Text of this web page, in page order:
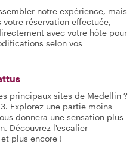
notre expérience, mais
réservation effectuée,
avec votre hôte pour
selon vos
principaux sites de Medellin ?
Explorez une partie moins
donnera une sensation plus
Découvrez l'escalier
plus encore !